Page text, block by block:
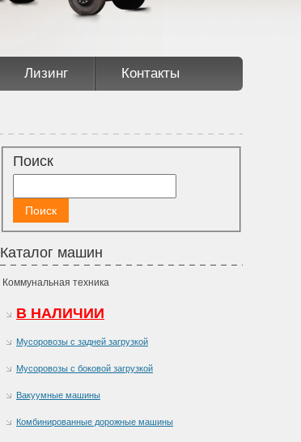
Лизинг Контакты
Поиск
Каталог машин
Коммунальная техника
В НАЛИЧИИ
Мусоровозы с задней загрузкой
Мусоровозы с боковой загрузкой
Вакуумные машины
Комбинированные дорожные машины